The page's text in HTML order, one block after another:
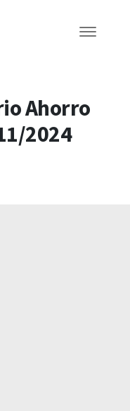
Ahorro
2024